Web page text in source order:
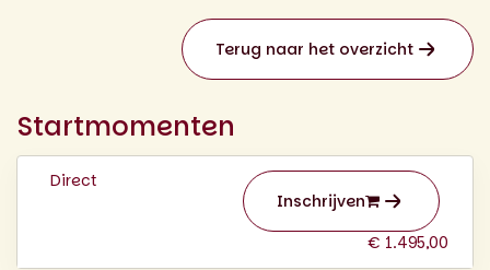
Terug naar het overzicht
Startmomenten
Direct
Inschrijven
€ 1.495,00